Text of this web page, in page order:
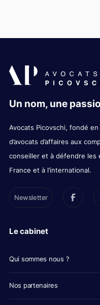
Un nom, une
Avocats Picovschi, fondé
d’avocats d’affaires aux
conseiller et à défendre les
France et à l’international.
Newsletter
Le cabinet
Qui sommes nous ?
Nos partenaires